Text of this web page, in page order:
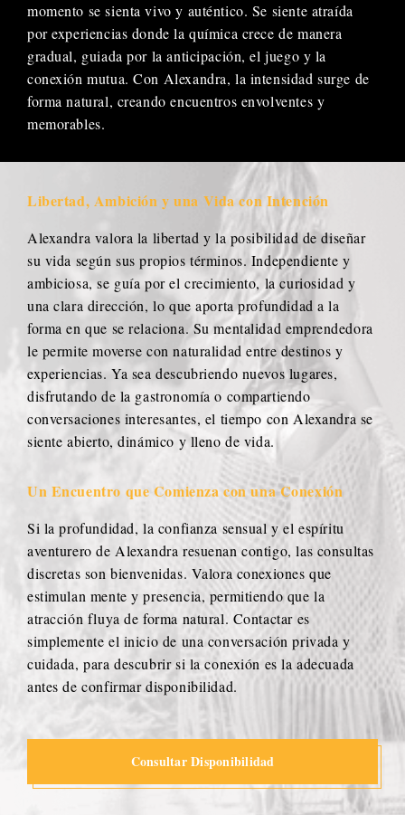
momento se sienta vivo y auténtico. Se siente atraída
por experiencias donde la química crece de manera
gradual, guiada por la anticipación, el juego y la
conexión mutua. Con Alexandra, la intensidad surge de
forma natural, creando encuentros envolventes y
memorables.
Libertad, Ambición y una Vida con Intención
Alexandra valora la libertad y la posibilidad de diseñar
su vida según sus propios términos. Independiente y
ambiciosa, se guía por el crecimiento, la curiosidad y
una clara dirección, lo que aporta profundidad a la
forma en que se relaciona. Su mentalidad emprendedora
le permite moverse con naturalidad entre destinos y
experiencias. Ya sea descubriendo nuevos lugares,
disfrutando de la gastronomía o compartiendo
conversaciones interesantes, el tiempo con Alexandra se
siente abierto, dinámico y lleno de vida.
Un Encuentro que Comienza con una Conexión
Si la profundidad, la confianza sensual y el espíritu
aventurero de Alexandra resuenan contigo, las consultas
discretas son bienvenidas. Valora conexiones que
estimulan mente y presencia, permitiendo que la
atracción fluya de forma natural. Contactar es
simplemente el inicio de una conversación privada y
cuidada, para descubrir si la conexión es la adecuada
antes de confirmar disponibilidad.
Consultar Disponibilidad